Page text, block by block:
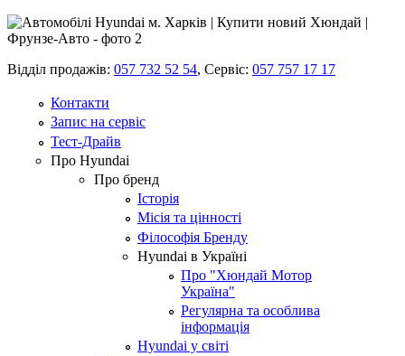
Відділ продажів: 057 732 52 54, Сервіс: 057 757 17 17
Контакти
Запис на сервіс
Тест-Драйв
Про Hyundai
Про бренд
Історія
Місія та цінності
Філософія Бренду
Hyundai в Україні
Про "Хюндай Мотор
Україна"
Регулярна та особлива
інформація
Hyundai у світі